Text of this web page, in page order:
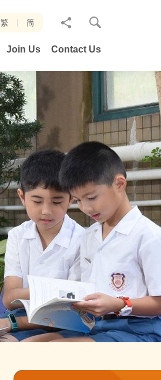
繁 简
分
Join Us Contact Us